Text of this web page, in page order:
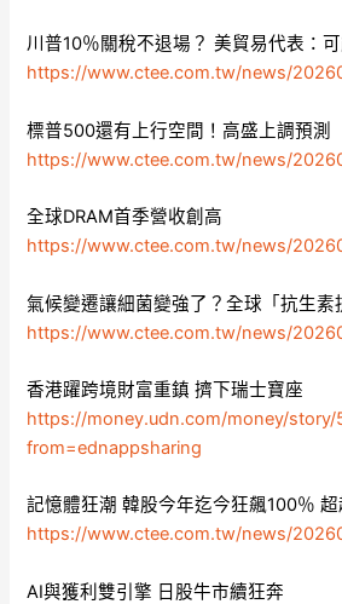
川普10％關稅不退場？ 美貿易代表：
https://www.ctee.com.tw/news/
標普500還有上行空間！高盛上調預測
https://www.ctee.com.tw/news/
全球DRAM首季營收創高
https://www.ctee.com.tw/news/
氣候變遷讓細菌變強了？全球「抗生素
https://www.ctee.com.tw/news/
香港躍跨境財富重鎮 擠下瑞士寶座
https://money.udn.com/money/
from=ednappsharing
記憶體狂潮 韓股今年迄今狂飆100％
https://www.ctee.com.tw/news/
AI與獲利雙引擎 日股牛市續狂奔